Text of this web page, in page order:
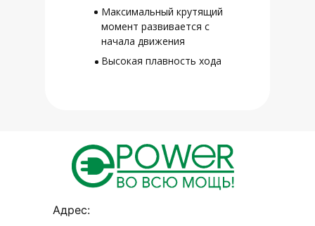
Максимальный крутящий
момент развивается с
начала движения
Высокая плавность хода
Адрес: